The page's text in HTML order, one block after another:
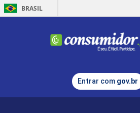
BRASIL
Entrar com gov.br